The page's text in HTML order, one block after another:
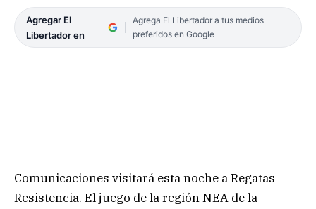
Agregar El
Libertador en
Agrega El Libertador a tus medios
preferidos en Google
Comunicaciones visitará esta noche a Regatas
Resistencia. El juego de la región NEA de la